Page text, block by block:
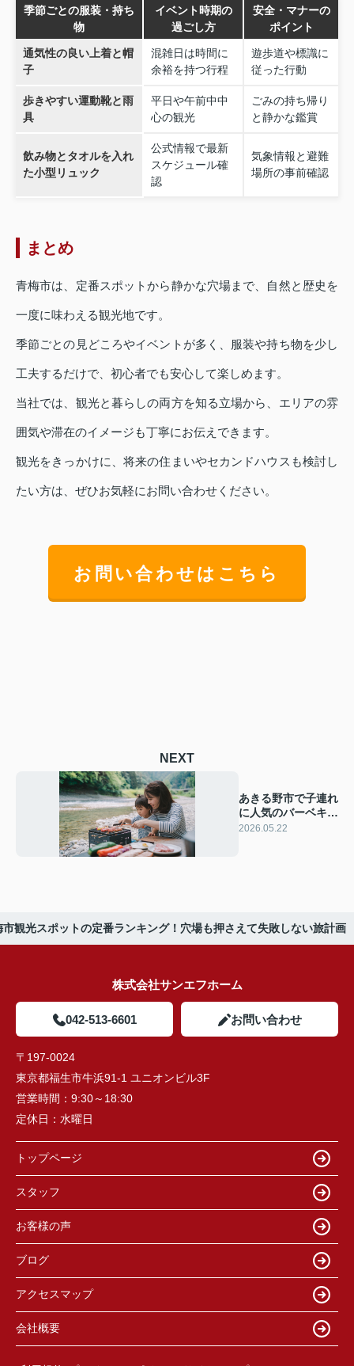
季節ごとの服装・持ち
物
イベント時期の
過ごし方
安全・マナーの
ポイント
通気性の良い上着と帽
子
混雑日は時間に
余裕を持つ行程
遊歩道や標識に
従った行動
歩きやすい運動靴と雨
具
平日や午前中中
心の観光
ごみの持ち帰り
と静かな鑑賞
飲み物とタオルを入れ
た小型リュック
公式情報で最新
スケジュール確
認
気象情報と避難
場所の事前確認
まとめ
青梅市は、定番スポットから静かな穴場まで、自然と歴史を
一度に味わえる観光地です。
季節ごとの見どころやイベントが多く、服装や持ち物を少し
工夫するだけで、初心者でも安心して楽しめます。
当社では、観光と暮らしの両方を知る立場から、エリアの雰
囲気や滞在のイメージも丁寧にお伝えできます。
観光をきっかけに、将来の住まいやセカンドハウスも検討し
たい方は、ぜひお気軽にお問い合わせください。
お問い合わせはこちら
NEXT
あきる野市で子連れ
に人気のバーベキュ
ー場！家族みんなで
2026.05.22
市観光スポットの定番ランキング！穴場も押さえて失敗しない旅計画
株式会社サンエフホーム
042-513-6601 お問い合わせ
〒197-0024
東京都福生市牛浜91-1 ユニオンビル3F
営業時間： 9:30～18:30
定休日： 水曜日
トップページ
スタッフ
お客様の声
ブログ
アクセスマップ
会社概要